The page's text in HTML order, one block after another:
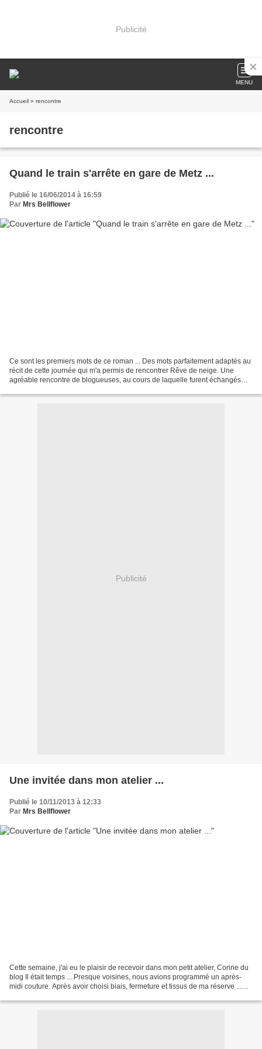
Publicité
MENU
Accueil » rencontre
rencontre
Quand le train s'arrête en gare de Metz ...
Publié le 16/06/2014 à 16:59
Par Mrs Bellflower
Ce sont les premiers mots de ce roman ... Des mots parfaitement adaptés au
récit de cette journée qui m'a permis de rencontrer Rêve de neige. Une
agréable rencontre de blogueuses, au cours de laquelle furent échangés
Publicité
Une invitée dans mon atelier ...
Publié le 10/11/2013 à 12:33
Par Mrs Bellflower
Cette semaine, j'ai eu le plaisir de recevoir dans mon petit atelier, Corine du
blog Il était temps ... Presque voisines, nous avions programmé un après-
midi couture. Après avoir choisi biais, fermeture et tissus de ma réserve ...